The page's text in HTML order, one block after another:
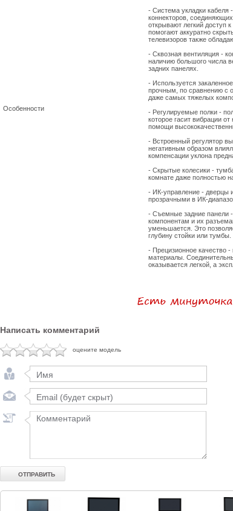
Особенности
- Система укладки кабеля
коннекторов,
открывают легкий доступ
помогают аккуратно
телевизоров также
- Сквозная вентиляция -
наличию большого числа
задних панелях.
- Используется
прочным, по сравнению с
даже самых тяжелых
- Регулируемые полки -
которое гасит вибрации
помощи
- Встроенный регулятор
негативным образом
компенсации уклона
- Скрытые колесики -
комнате даже полностью
- ИК-управление - дверцы
прозрачными в ИК-
- Съемные задние панели -
компонентам и их
уменьшается. Это
глубину стойки или тумбы.
- Прецизионное качество
материалы.
оказывается легкой, а
Написать комментарий
оцените модель